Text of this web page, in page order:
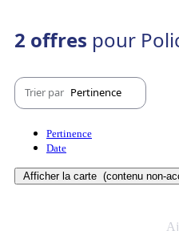
2 offres pour
Trier par Pertinence
Pertinence
Date
Afficher la carte (contenu non-